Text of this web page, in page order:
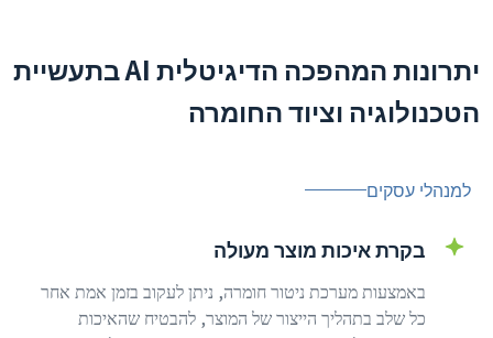
יתרונות המהפכה הדיגיטלית AI בתעשיית
הטכנולוגיה וציוד החומרה
למנהלי עסקים
בקרת איכות מוצר מעולה
באמצעות מערכת ניטור חומרה, ניתן לעקוב בזמן אמת אחר
כל שלב בתהליך הייצור של המוצר, להבטיח שהאיכות